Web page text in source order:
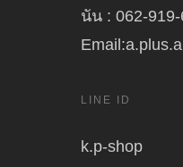
นัน : 062-919-
LINE ID
k.p-shop